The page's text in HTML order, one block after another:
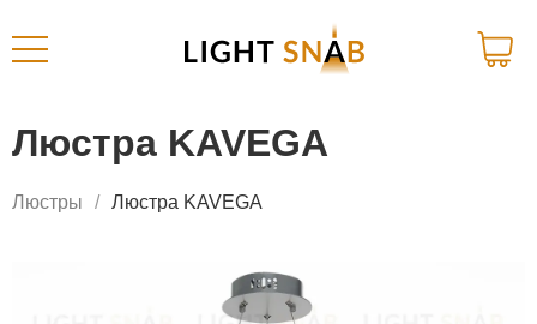
Люстра KAVEGA
Люстры Люстра KAVEGA